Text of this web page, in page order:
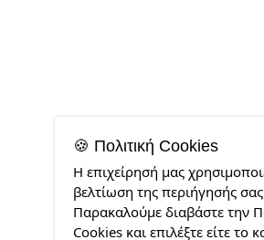
🍪 Πολιτική Cookies
Η επιχείρησή μας
βελτίωση της περιήγησής
Παρακαλούμε διαβάστε την
Cookies και επιλέξτε είτε το